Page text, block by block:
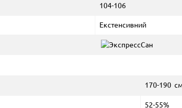
104-106
Екстенсивний
170-190
52-55%